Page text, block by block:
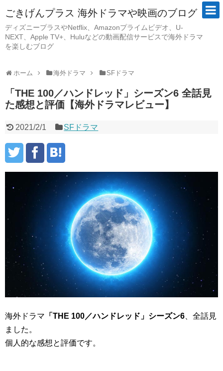
ごきげんプラス 海外ドラマや映画のブログ
ディズニープラスやNetflix、Amazonプライムビデオ、U-
NEXT、Apple TV+、Huluなどの動画配信サービスで海外ドラマ
を楽しむブログ
ホーム 海外ドラマ SFドラマ
「THE 100／ハンドレッド」シーズン6 全話見
た感想と評価【海外ドラマレビュー】
2021/2/1 SFドラマ
海外ドラマ 「THE 100／ハンドレッド」シーズン6 、全話見
ました。
個人的な感想と評価です。